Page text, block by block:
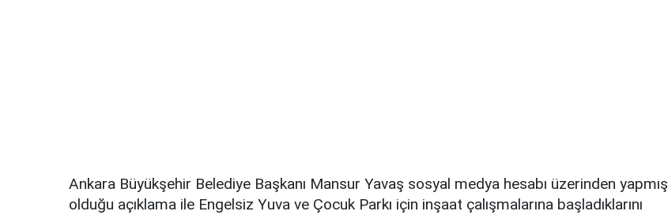
Ankara Büyükşehir Belediye Başkanı Mansur Yavaş sosyal medya hesabı üzerinden yapmış
olduğu açıklama ile Engelsiz Yuva ve Çocuk Parkı için inşaat çalışmalarına başladıklarını